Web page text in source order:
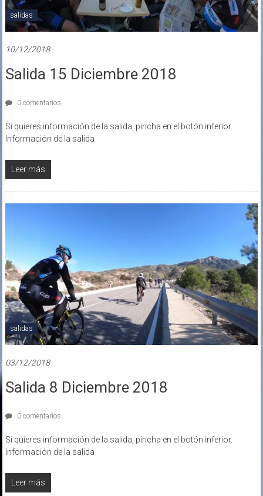
salidas
10/12/2018
Salida 15 Diciembre 2018
0 comentarios
Si quieres información de la salida, pincha en el botón inferior.
Información de la salida
Leer más
salidas
03/12/2018
Salida 8 Diciembre 2018
0 comentarios
Si quieres información de la salida, pincha en el botón inferior.
Información de la salida
Leer más